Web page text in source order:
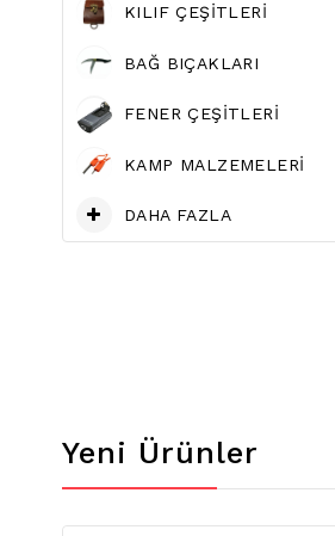
KILIF ÇEŞITLERI
BAĞ BIÇAKLARI
FENER ÇEŞITLERI
KAMP MALZEMELERI
DAHA FAZLA
Yeni Ürünler